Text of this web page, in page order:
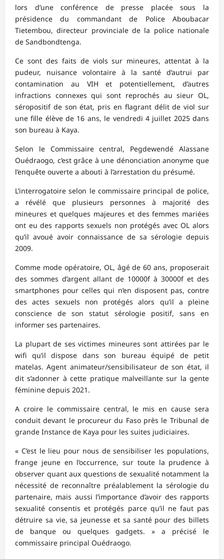
lors d’une conférence de presse placée sous la
présidence du commandant de Police Aboubacar
Tietembou, directeur provinciale de la police nationale
de Sandbondtenga.
Ce sont des faits de viols sur mineures, attentat à la
pudeur, nuisance volontaire à la santé d’autrui par
contamination au VIH et potentiellement, d’autres
infractions connexes qui sont reprochés au sieur OL,
séropositif de son état, pris en flagrant délit de viol sur
une fille élève de 16 ans, le vendredi 4 juillet 2025 dans
son bureau à Kaya.
Selon le Commissaire central, Pegdewendé Alassane
Ouédraogo, c’est grâce à une dénonciation anonyme que
l’enquête ouverte a abouti à l’arrestation du présumé.
L’interrogatoire selon le commissaire principal de police,
a révélé que plusieurs personnes à majorité des
mineures et quelques majeures et des femmes mariées
ont eu des rapports sexuels non protégés avec OL alors
qu’il avoué avoir connaissance de sa sérologie depuis
2009.
Comme mode opératoire, OL, âgé de 60 ans, proposerait
des sommes d’argent allant de 10000f à 30000f et des
smartphones pour celles qui n’en disposent pas, contre
des actes sexuels non protégés alors qu’il a pleine
conscience de son statut sérologie positif, sans en
informer ses partenaires.
La plupart de ses victimes mineures sont attirées par le
wifi qu’il dispose dans son bureau équipé de petit
matelas. Agent animateur/sensibilisateur de son état, il
dit s’adonner à cette pratique malveillante sur la gente
féminine depuis 2021.
A croire le commissaire central, le mis en cause sera
conduit devant le procureur du Faso près le Tribunal de
grande Instance de Kaya pour les suites judiciaires.
« C’est le lieu pour nous de sensibiliser les populations,
frange jeune en l’occurrence, sur toute la prudence à
observer quant aux questions de sexualité notamment la
nécessité de reconnaître préalablement la sérologie du
partenaire, mais aussi l’importance d’avoir des rapports
sexualité consentis et protégés parce qu’il ne faut pas
détruire sa vie, sa jeunesse et sa santé pour des billets
de banque ou quelques gadgets. » a précisé le
commissaire principal Ouédraogo.